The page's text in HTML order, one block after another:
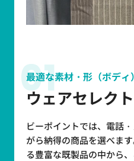
01
最適な素材・形（ボデ
ウェアセレク
ビーポイントでは、電話
がら納得の商品を選べま
る豊富な既製品の中から